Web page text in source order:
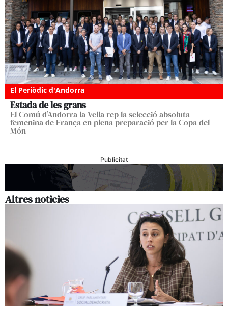
El Periòdic d'Andorra
Estada de les grans
El Comú d’Andorra la Vella rep la selecció absoluta
femenina de França en plena preparació per la Copa del
Món
Publicitat
Altres noticies